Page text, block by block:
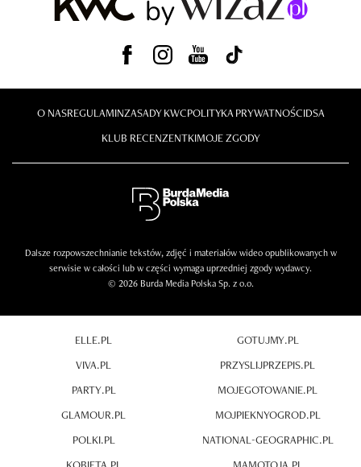
O NASREGULAMINZASADY KWCPOLITYKA PRYWATNOŚCIDSA
KLUB RECENZENTKIMOJE ZGODY
Dalsze rozpowszechnianie tekstów, zdjęć i materiałów wideo opublikowanych w
serwisie w całości lub w części wymaga uprzedniej zgody wydawcy.
© 2026 Burda Media Polska Sp. z o.o.
ELLE.PL
VIVA.PL
PARTY.PL
GLAMOUR.PL
POLKI.PL
GOTUJMY.PL
PRZYSLIJPRZEPIS.PL
MOJEGOTOWANIE.PL
MOJPIEKNYOGROD.PL
NATIONAL-GEOGRAPHIC.PL